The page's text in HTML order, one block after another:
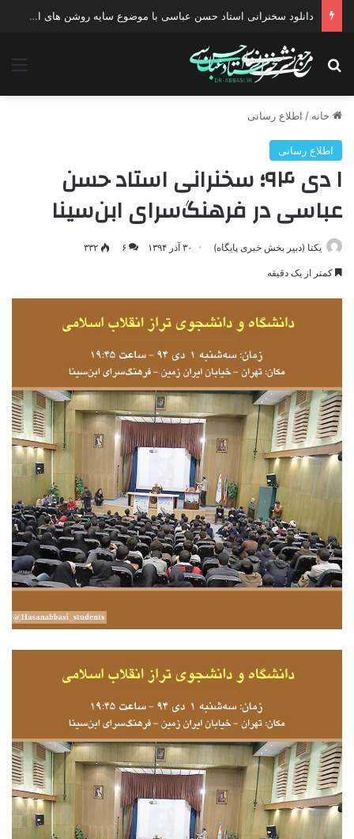
دانلود سخنرانی استاد حسن عباسی با موضوع سایه روشن های انتخاب یک نامزد اصلح
جستجو برای
خانه / اطلاع رسانی
اطلاع رسانی
۱ دی ۹۴؛ سخنرانی استاد حسن
عباسی در فرهنگ‌سرای ابن‌سینا
یکتا (دبیر بخش خبری پایگاه) ۳۰ آذر ۱۳۹۴ ۶ ۳۳۲
کمتر از یک دقیقه